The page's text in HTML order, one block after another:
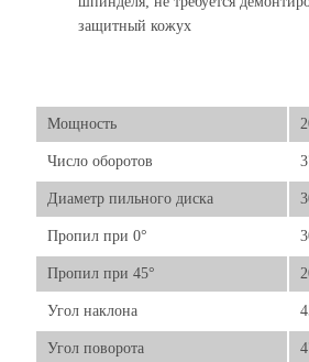
защитный кожух
Мощность
Число оборотов
Диаметр пильного диска
Пропил при 0°
Пропил при 45°
Угол наклона
Угол поворота